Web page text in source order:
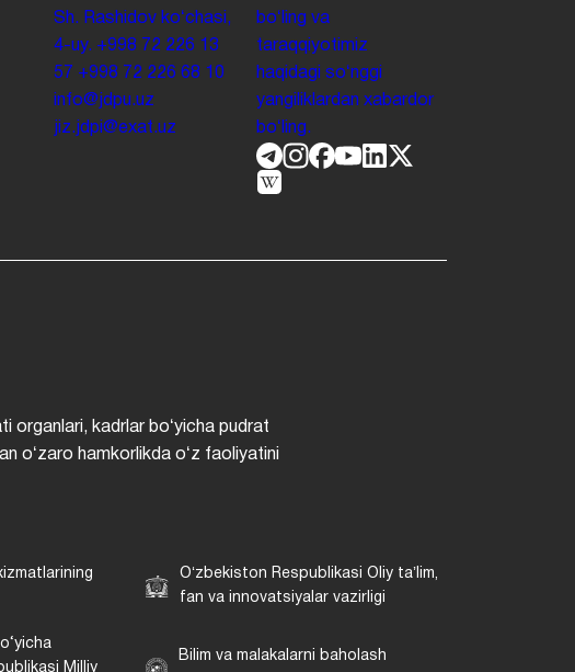
Sh. Rashidov koʻchasi,
4-uy. +998 72 226 13
57 +998 72 226 68 10
info@jdpu.uz
jiz.jdpi@exat.uz
boʻling va
taraqqiyotimiz
haqidagi soʻnggi
yangiliklardan xabardor
boʻling.
organlari, kadrlar boʻyicha pudrat
oʻzaro hamkorlikda oʻz faoliyatini
Oʻzbekiston Respublikasi Oliy taʼlim,
fan va innovatsiyalar vazirligi
Milliy
Bilim va malakalarni baholash